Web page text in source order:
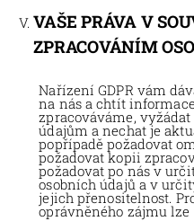
VAŠE PRÁVA V
ZPRACOVÁNÍM
Nařízení GDPR vám
na nás a chtít
zpracováváme,
údajům a nechat je
popřípadě požadovat
požadovat kopii
požadovat po nás v
osobních údajů a v
jejich přenositelnost.
oprávněného zájmu